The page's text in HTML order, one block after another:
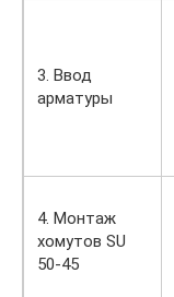
3. Ввод
арматуры
4. Монтаж
хомутов SU
50-45